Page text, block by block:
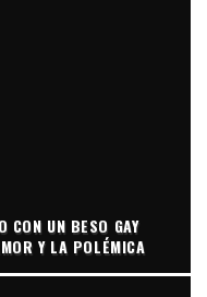
CON UN BESO GAY
Y LA POLÉMICA